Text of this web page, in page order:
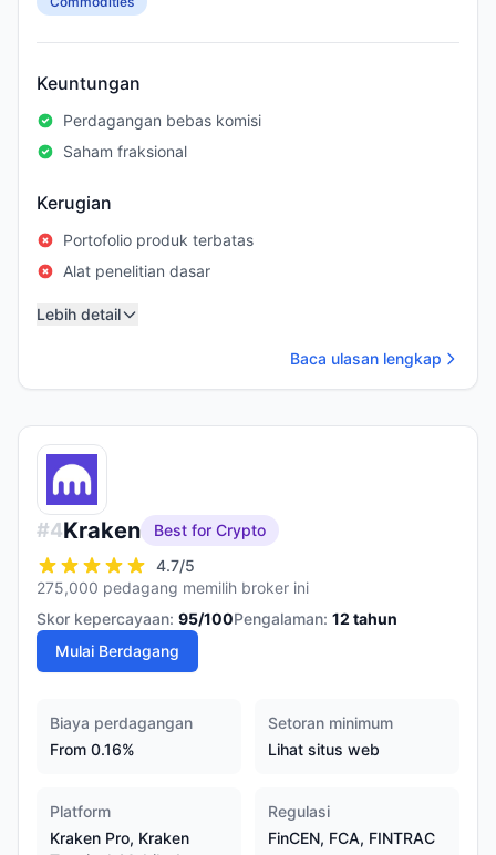
Keuntungan
Perdagangan bebas komisi
Saham fraksional
Kerugian
Portofolio produk terbatas
Alat penelitian dasar
Lebih detail
Baca ulasan lengkap
#4Kraken
Best for Crypto
4.7/5
275,000 pedagang memilih broker ini
Skor kepercayaan: 95/100Pengalaman: 12 tahun
Mulai Berdagang
Biaya perdagangan
From 0.16%
Setoran minimum
Lihat situs web
Platform
Kraken Pro, Kraken
Regulasi
FinCEN, FCA, FINTRAC